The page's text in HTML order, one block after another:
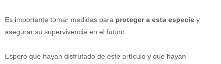
Es importante tomar medidas para proteger a esta especie y
asegurar su supervivencia en el futuro.
Espero que hayan disfrutado de este artículo y que hayan